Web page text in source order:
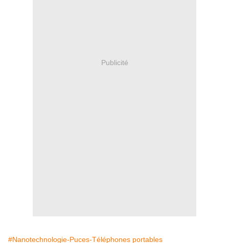
Publicité
#Nanotechnologie-Puces-Téléphones portables